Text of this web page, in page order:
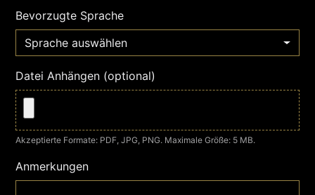
Bevorzugte Sprache
Sprache auswählen
Datei Anhängen (optional)
Akzeptierte Formate: PDF, JPG, PNG. Maximale Größe: 5 MB.
Anmerkungen